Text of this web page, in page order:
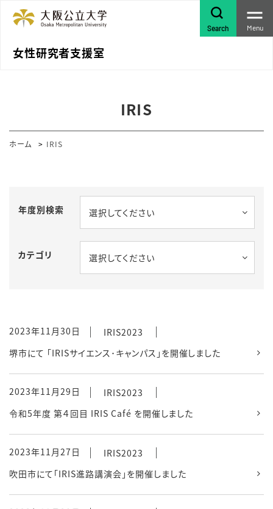
女性研究者支援室
Search Menu
IRIS
ホーム IRIS
年度別検索 選択してください
カテゴリ 選択してください
2023年11月30日
IRIS2023
堺市にて 「IRISサイエンス･キャンパス」を開催しました
2023年11月29日
IRIS2023
令和5年度 第４回目 IRIS Café を開催しました
2023年11月27日
IRIS2023
吹田市にて「IRIS進路講演会」を開催しました